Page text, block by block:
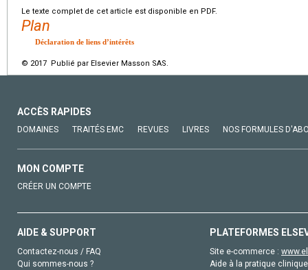
Le texte complet de cet article est disponible en PDF.
Plan
Déclaration de liens d’intérêts
© 2017 Publié par Elsevier Masson SAS.
ACCÈS RAPIDES
DOMAINES TRAITÉS EMC REVUES LIVRES NOS FORMULES
MON COMPTE
CRÉER UN COMPTE
AIDE & SUPPORT
Contactez-nous / FAQ
Qui sommes-nous ?
PLATEFORMES
Site e-commerce :
Aide à la pratique